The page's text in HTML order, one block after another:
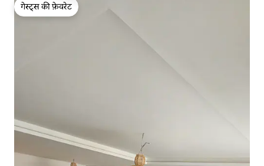
गेस्ट्स की फ़ेवरेट
गेस्ट्स की फ़ेवरेट